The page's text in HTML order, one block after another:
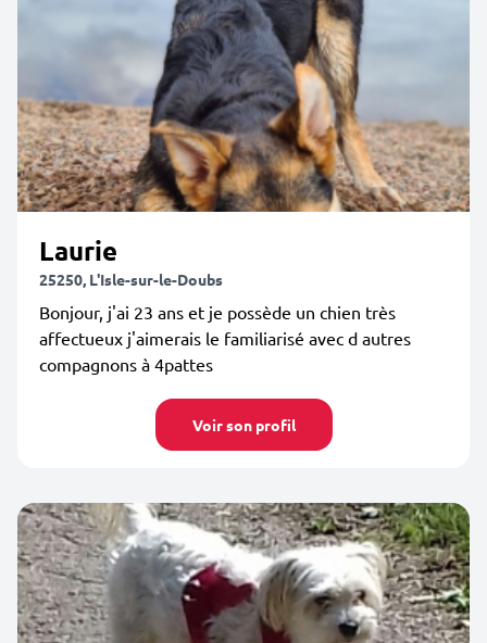
Laurie
25250, L'Isle-sur-le-Doubs
Bonjour, j'ai 23 ans et je possède un chien très
affectueux j'aimerais le familiarisé avec d autres
compagnons à 4pattes
Voir son profil